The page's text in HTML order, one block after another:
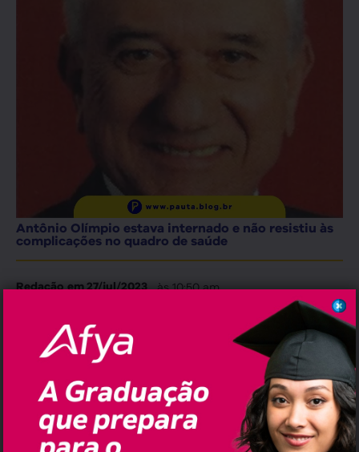
Antônio Olímpio estava internado e não resistiu às
complicações no quadro de saúde
Redação em27/jul/2023 , às10:50 am
O ex-prefeito de Ilhéus, ex-deputado
estadual e advogado, Antônio Olímpio
Rehem, morreu hoje (27.julho) aos 91 anos.
O político estava internado, mas,
infelizmente, não resistiu ao agravamento